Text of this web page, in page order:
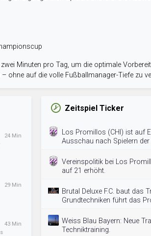
Minuten pro Tag, um die optimale
ohne auf die volle Fußballmanager-Tiefe zu
24 Min
29 Min
43 Min
Zeitspiel Ticker
Los Promillos (CHI) ist auf
Ausschau nach Spielern
Vereinspolitik bei Los
auf 21 erhöht.
Brutal Deluxe F.C. baut das
Grundtechniken führt das
Weiss Blau Bayern: Neue
Techniktraining.